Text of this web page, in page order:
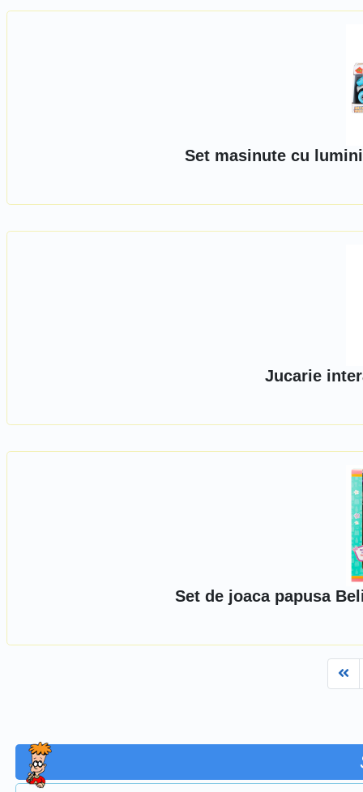
Set masinute cu
Jucarie
Set de joaca papusa